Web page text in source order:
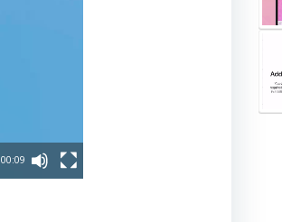
00:09